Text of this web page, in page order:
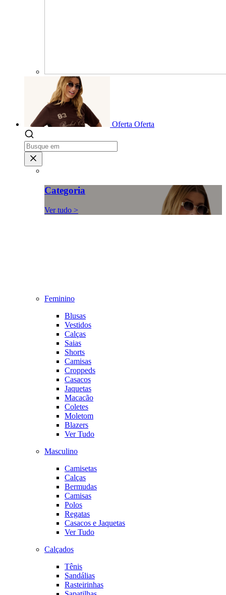
Oferta Oferta
Categoria
Ver tudo >
Feminino
Blusas
Vestidos
Calças
Saias
Shorts
Camisas
Croppeds
Casacos
Jaquetas
Macacão
Coletes
Moletom
Blazers
Ver Tudo
Masculino
Camisetas
Calças
Bermudas
Camisas
Polos
Regatas
Casacos e Jaquetas
Ver Tudo
Calçados
Tênis
Sandálias
Rasteirinhas